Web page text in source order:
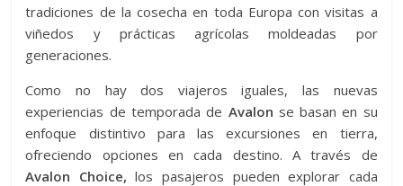
tradiciones de la cosecha en toda Europa con visitas a
viñedos y prácticas agrícolas moldeadas por
generaciones.
Como no hay dos viajeros iguales, las nuevas
experiencias de temporada de Avalon se basan en su
enfoque distintivo para las excursiones en tierra,
ofreciendo opciones en cada destino. A través de
Avalon Choice, los pasajeros pueden explorar cada